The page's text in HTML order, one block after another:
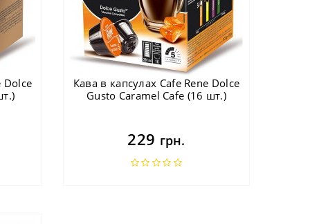
Dolce
Кава в капсулах Cafe Rene Dolce
Gusto Caramel Cafe (16 шт.)
229 грн.